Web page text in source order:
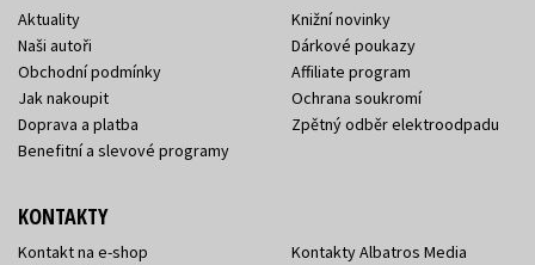
Aktuality
Naši autoři
Obchodní podmínky
Jak nakoupit
Doprava a platba
Benefitní a slevové programy
Knižní novinky
Dárkové poukazy
Affiliate program
Ochrana soukromí
Zpětný odběr elektroodpadu
KONTAKTY
Kontakt na e-shop
Kontakty Albatros Media